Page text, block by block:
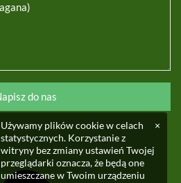
×
Używamy plików cookie w celach
statystycznych. Korzystanie z
witryny bez zmiany ustawień Twojej
przeglądarki oznacza, że będą one
umieszczane w Twoim urządzeniu